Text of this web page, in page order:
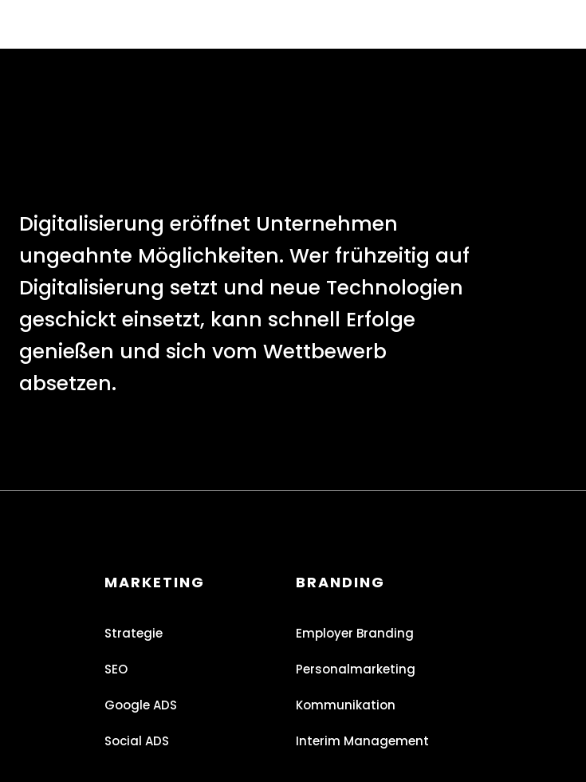
Digitalisierung eröffnet Unternehmen
ungeahnte Möglichkeiten. Wer frühzeitig auf
Digitalisierung setzt und neue Technologien
geschickt einsetzt, kann schnell Erfolge
genießen und sich vom Wettbewerb
absetzen.
MARKETING
Strategie
SEO
Google ADS
Social ADS
BRANDING
Employer Branding
Personalmarketing
Kommunikation
Interim Management